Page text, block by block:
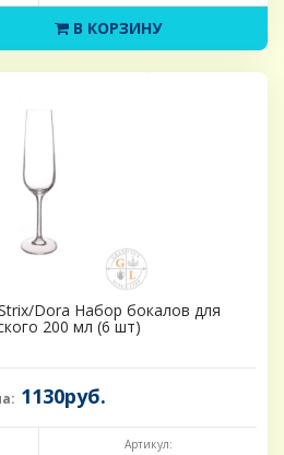
В КОРЗИНУ
Dora Набор бокалов для
200 мл (6 шт)
1130руб.
Артикул: